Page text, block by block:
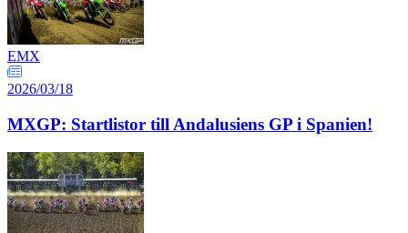
EMX
2026/03/18
MXGP: Startlistor till Andalusiens GP i Spanien!